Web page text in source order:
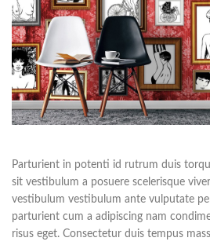
Parturient in potenti id rutrum duis
sit vestibulum a posuere scelerisque
vestibulum vestibulum ante vulputate
parturient cum a adipiscing nam
risus eget. Consectetur duis tempus